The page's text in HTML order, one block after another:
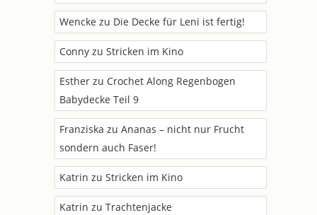
Wencke zu Die Decke für Leni ist fertig!
Conny zu Stricken im Kino
Esther zu Crochet Along Regenbogen
Babydecke Teil 9
Franziska zu Ananas – nicht nur Frucht
sondern auch Faser!
Katrin zu Stricken im Kino
Katrin zu Trachtenjacke